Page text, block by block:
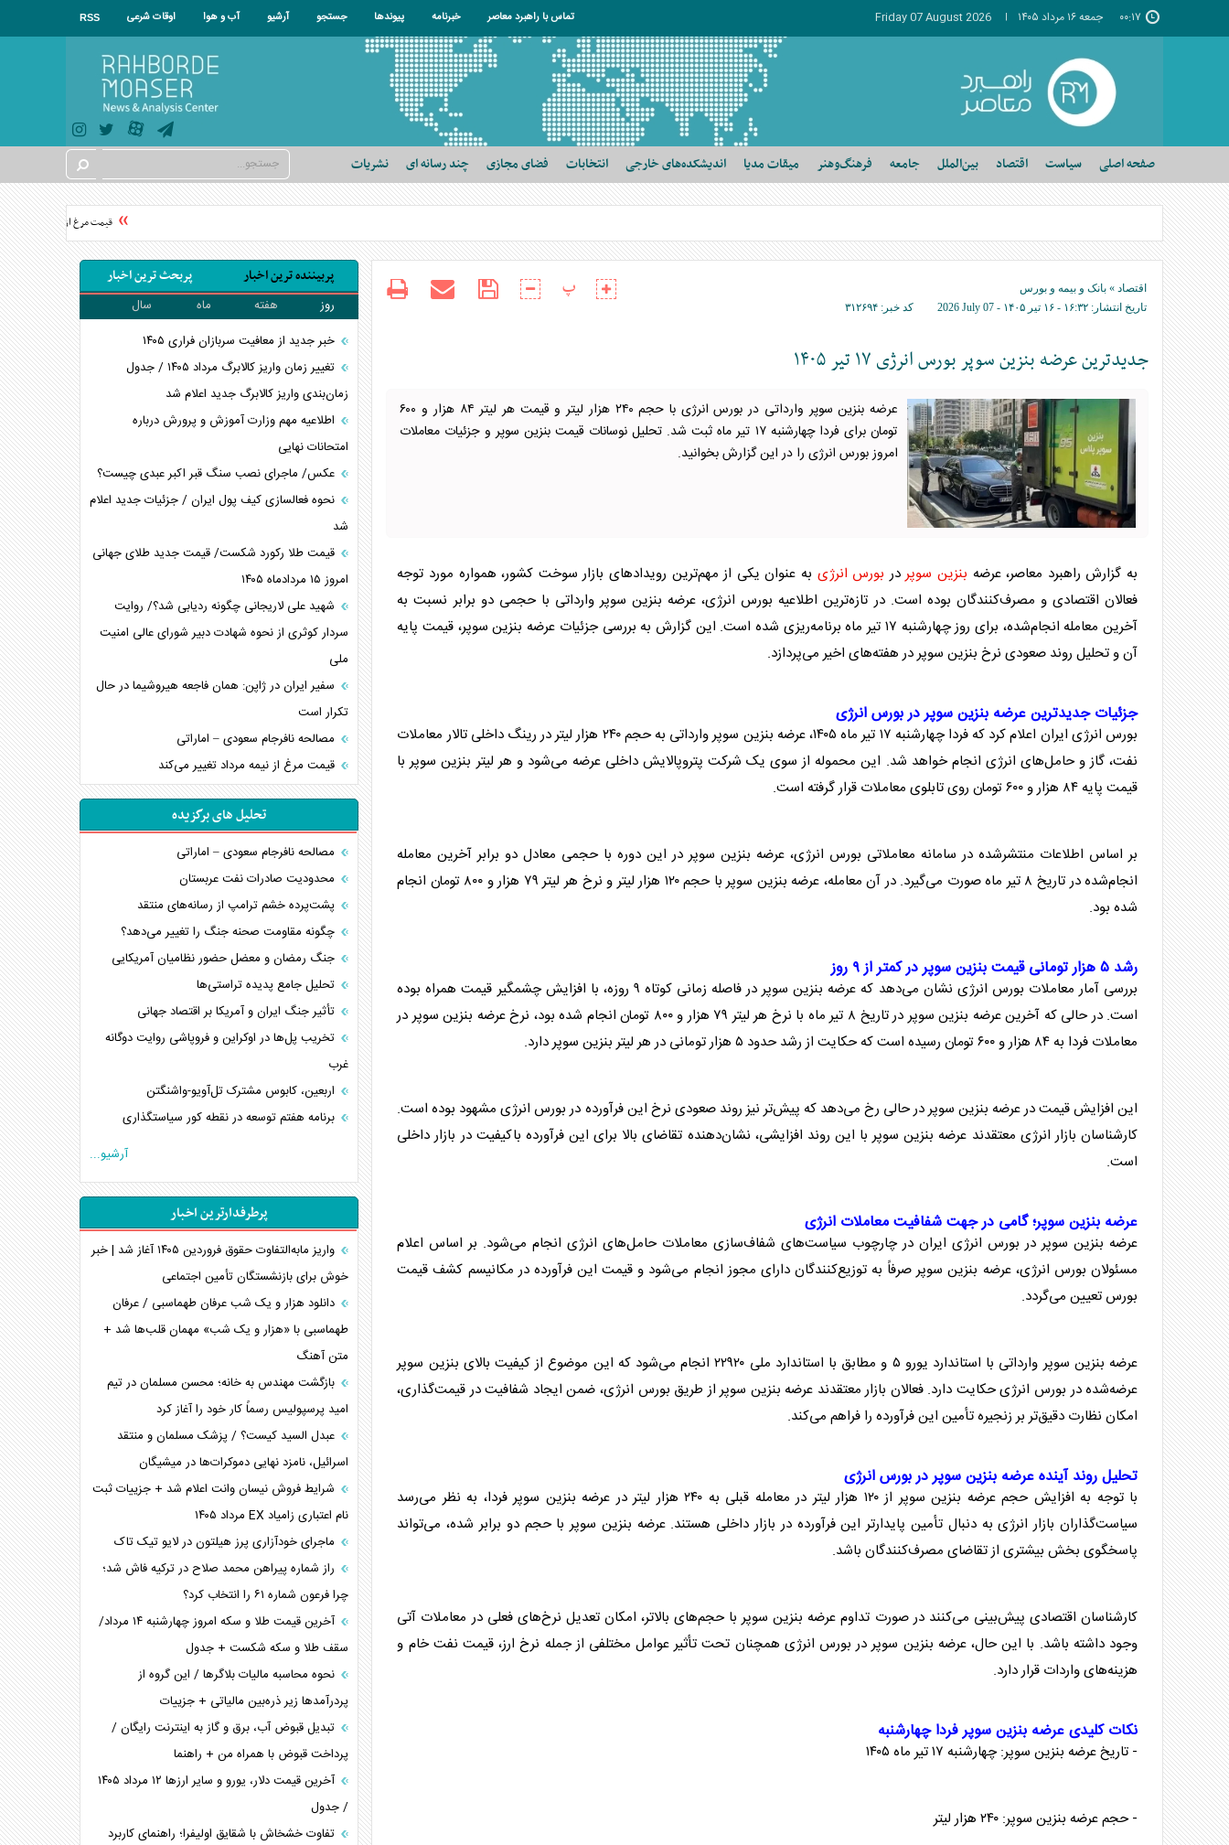
۰۰:۱۷ جمعه ۱۶ مرداد ۱۴۰۵ Friday 07 August 2026 تماس با راهبرد معاصر خبرنامه پیوندها جستجو آرشیو آب و هوا اوقات شرعی RSS
صفحه اصلی سیاست اقتصاد بین‌الملل جامعه فرهنگ‌وهنر میقات مدیا اندیشکده‌های خارجی انتخابات فضای مجازی چند رسانه ای نشریات
قیمت مرغ از نیمه مرداد تغییر
اقتصاد » بانک و بیمه و بورس
تاریخ انتشار: ۱۶:۳۲ - ۱۶ تير ۱۴۰۵ - 2026 July 07 کد خبر: ۳۱۲۶۹۴
پ
جدیدترین عرضه بنزین سوپر بورس انرژی ۱۷ تیر ۱۴۰۵
عرضه بنزین سوپر وارداتی در بورس انرژی با حجم ۲۴۰ هزار لیتر و قیمت هر لیتر ۸۴ هزار و ۶۰۰
تومان برای فردا چهارشنبه ۱۷ تیر ماه ثبت شد. تحلیل نوسانات قیمت بنزین سوپر و جزئیات معاملات
امروز بورس انرژی را در این گزارش بخوانید.
به گزارش راهبرد معاصر، عرضه بنزین سوپردر بورس انرژی به عنوان یکی از مهم‌ترین رویداد‌های بازار سوخت کشور، همواره مورد توجه
فعالان اقتصادی و مصرف‌کنندگان بوده است. در تازه‌ترین اطلاعیه بورس انرژی، عرضه بنزین سوپر وارداتی با حجمی دو برابر نسبت به
آخرین معامله انجام‌شده، برای روز چهارشنبه ۱۷ تیر ماه برنامه‌ریزی شده است. این گزارش به بررسی جزئیات عرضه
بنزین سوپر، قیمت پایه
آن و تحلیل روند صعودی نرخ بنزین سوپردر هفته‌های اخیر می‌پردازد.
جزئیات جدیدترین عرضه بنزین سوپردربورسانرژی
بورس انرژی ایران اعلام کرد که فردا چهارشنبه ۱۷ تیر ماه ۱۴۰۵، عرضه بنزین سوپر
وارداتی به حجم ۲۴۰ هزار لیتر در رینگ داخلی تالار معاملات
نفت، گاز و حامل‌های انرژی انجام خواهد شد. این محموله از سوی یک شرکت پتروپالایش داخلی عرضه می‌شود و هر لیتر بنزین سوپربا
قیمت پایه ۸۴ هزار و ۶۰۰ تومان روی تابلوی معاملات قرار گرفته است.
بر اساس اطلاعات منتشرشده در سامانه معاملاتی بورس انرژی، عرضه بنزین سوپردر این دوره با حجمی معادل دو برابر آخرین معامله
انجام‌شده در تاریخ ۸ تیر ماه صورت می‌گیرد. در آن معامله، عرضه
بنزین سوپر
با حجم ۱۲۰ هزار لیتر و نرخ هر لیتر ۷۹ هزار و ۸۰۰ تومان انجام
شده بود.
رشد ۵ هزار تومانی قیمت بنزین سوپردر کمتر از ۹ روز
بررسی آمار معاملات بورس انرژی نشان می‌دهد که عرضه بنزین سوپر
در فاصله زمانی کوتاه ۹ روزه، با افزایش چشمگیر قیمت همراه بوده
است. در حالی که آخرین عرضه بنزین سوپردر تاریخ ۸ تیر ماه با نرخ هر لیتر ۷۹ هزار و ۸۰۰ تومان انجام شده بود، نرخ عرضه بنزین سوپردر
معاملات فردا به ۸۴ هزار و ۶۰۰ تومان رسیده است که حکایت از رشد حدود ۵ هزار تومانی در هر لیتر
بنزین سوپردارد.
این افزایش قیمت در عرضه بنزین سوپردر حالی رخ می‌دهد که پیش‌تر نیز روند صعودی نرخ این فرآورده در بورس انرژیمشهود بوده است.
کارشناسان بازار انرژی معتقدند عرضه بنزین سوپربا این روند افزایشی، نشان‌دهنده تقاضای بالا برای این فرآورده باکیفیت در بازار داخلی
است.
عرضه بنزین سوپر؛ گامی در جهت شفافیت معاملات انرژی
عرضه بنزین سوپردر بورس انرژیایران در چارچوب سیاست‌های شفاف‌سازی معاملات حامل‌های انرژیانجام می‌شود. بر اساس اعلام
مسئولان بورس انرژی، عرضه بنزین سوپرصرفاً به توزیع‌کنندگان دارای مجوز انجام می‌شود و قیمت این فرآورده در مکانیسم کشف قیمت
بورس تعیین می‌گردد.
عرضه بنزین سوپر وارداتی با استاندارد یورو ۵ و مطابق با استاندارد ملی ۲۲۹۲۰ انجام می‌شود که این موضوع از کیفیت بالای
بنزین سوپر
عرضه‌شده در بورس انرژیحکایت دارد. فعالان بازار معتقدند عرضه بنزین سوپراز طریق بورس انرژی، ضمن ایجاد شفافیت در قیمت‌گذاری،
امکان نظارت دقیق‌تر بر زنجیره تأمین این فرآورده را فراهم می‌کند.
تحلیل روند آینده عرضه بنزین سوپردربورسانرژی
با توجه به افزایش حجم عرضه بنزین سوپراز ۱۲۰ هزار لیتر در معامله قبلی به ۲۴۰ هزار لیتر در عرضه بنزین سوپرفردا، به نظر می‌رسد
سیاست‌گذاران بازار انرژیبه دنبال تأمین پایدارتر این فرآورده در بازار داخلی هستند. عرضه بنزین سوپربا حجم دو برابر شده، می‌تواند
پاسخگوی بخش بیشتری از تقاضای مصرف‌کنندگان باشد.
کارشناسان اقتصادی پیش‌بینی می‌کنند در صورت تداوم عرضه بنزین سوپربا حجم‌های بالاتر، امکان تعدیل نرخ‌های فعلی در معاملات آتی
وجود داشته باشد. با این حال، عرضه بنزین سوپردر بورس انرژی همچنان تحت تأثیر عوامل مختلفی از جمله نرخ ارز، قیمت نفت خام و
هزینه‌های واردات قرار دارد.
نکات کلیدی عرضه بنزین سوپرفردا چهارشنبه
- تاریخ عرضه بنزین سوپر: چهارشنبه ۱۷ تیر ماه ۱۴۰۵
- حجم عرضه بنزین سوپر: ۲۴۰ هزار لیتر
پربیننده ترین اخبار پربحث ترین اخبار
روز هفته ماه
سال
خبر جدید از معافیت سربازان فراری ۱۴۰۵
تغییر زمان واریز کالابرگ مرداد ۱۴۰۵ / جدول
زمان‌بندی واریز کالابرگ جدید اعلام شد
اطلاعیه مهم وزارت آموزش و پرورش درباره
امتحانات نهایی
عکس/ ماجرای نصب سنگ قبر اکبر عبدی چیست؟
نحوه فعالسازی کیف پول ایران / جزئیات جدید اعلام
شد
قیمت طلا رکورد شکست/ قیمت جدید طلای جهانی
امروز ۱۵ مردادماه ۱۴۰۵
شهید علی لاریجانی چگونه ردیابی شد؟/ روایت
سردار کوثری از نحوه شهادت دبیر شورای عالی امنیت
ملی
سفیر ایران در ژاپن: همان فاجعه هیروشیما در حال
تکرار است
مصالحه نافرجام سعودی – اماراتی
قیمت مرغ از نیمه مرداد تغییر می‌کند
تحلیل های برگزیده
مصالحه نافرجام سعودی – اماراتی
محدودیت صادرات نفت عربستان
پشت‌پرده خشم ترامپ از رسانه‌های منتقد
چگونه مقاومت صحنه جنگ را تغییر می‌دهد؟
جنگ رمضان و معضل حضور نظامیان آمریکایی
تحلیل جامع پدیده تراستی‌ها
تأثیر جنگ ایران و آمریکا بر اقتصاد جهانی
تخریب پل‌ها در اوکراین و فروپاشی روایت دوگانه
غرب
اربعین، کابوس مشترک تل‌آویو-واشنگتن
برنامه هفتم توسعه در نقطه کور سیاستگذاری
کنوانسیون دریای خزر در راستای منافع ملی است؟
اهمیت راهبردی اردن برای آمریکا
پیام، ظرفیت بالفعل‌نشده تجارت ایران
همسویی عربستان با سنتکام علیه متحدان ایران
ترامپ و توهم خلع سلاح حماس
چرا کویت به دنبال شریک امنیتی جدید است؟
اعتراف غرب به قدرت ایران در تثبیت معادلات
خطای راهبردی ترامپ مقابل برزیل
متن و حاشیه سفر نتانیاهو به آمریکا
آرشیو...
پرطرفدارترین اخبار
واریز مابه‌التفاوت حقوق فروردین ۱۴۰۵ آغاز شد | خبر
خوش برای بازنشستگان تأمین اجتماعی
دانلود هزار و یک شب عرفان طهماسبی / عرفان
طهماسبی با «هزار و یک شب» مهمان قلب‌ها شد +
متن آهنگ
بازگشت مهندس به خانه؛ محسن مسلمان در تیم
امید پرسپولیس رسماً کار خود را آغاز کرد
عبدل السید کیست؟ / پزشک مسلمان و منتقد
اسرائیل، نامزد نهایی دموکرات‌ها در میشیگان
شرایط فروش نیسان وانت اعلام شد + جزییات ثبت
نام اعتباری زامیاد EX مرداد ۱۴۰۵
ماجرای خودآزاری پرز هیلتون در لایو تیک تاک
راز شماره پیراهن محمد صلاح در ترکیه فاش شد؛
چرا فرعون شماره ۶۱ را انتخاب کرد؟
آخرین قیمت طلا و سکه امروز چهارشنبه ۱۴ مرداد/
سقف طلا و سکه شکست + جدول
نحوه محاسبه مالیات بلاگر‌ها / این گروه از
پردرآمد‌ها زیر ذره‌بین مالیاتی + جزییات
تبدیل قبوض آب، برق و گاز به اینترنت رایگان /
پرداخت قبوض با همراه من + راهنما
آخرین قیمت دلار، یورو و سایر ارز‌ها ۱۲ مرداد ۱۴۰۵
/ جدول
تفاوت خشخاش با شقایق اولیفرا؛ راهنمای کاربرد